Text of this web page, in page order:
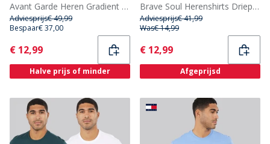
Avant Garde Heren Gradient T-shirts Wit
Adviesprijs€ 49,99
Bespaar€ 37,00
Current
€ 12,99
Halve prijs of minder
Brave Soul Herenshirts Driepack Marineblauw / Khaki / Bordeaux
Adviesprijs€ 41,99
Was€ 14,99
Current
€ 12,99
Afgeprijsd